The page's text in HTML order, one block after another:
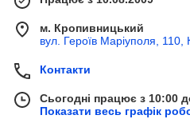
м. Кропивницький
вул. Героїв Маріуполя, 110,
Контакти
Сьогодні працює з 10:00
Показати весь графік